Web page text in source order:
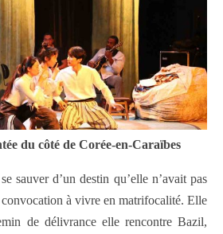
du côté de Corée-en-Caraïbes
sauver d’un destin qu’elle n’avait pas
à vivre en matrifocalité. Elle
de délivrance elle rencontre Bazil,